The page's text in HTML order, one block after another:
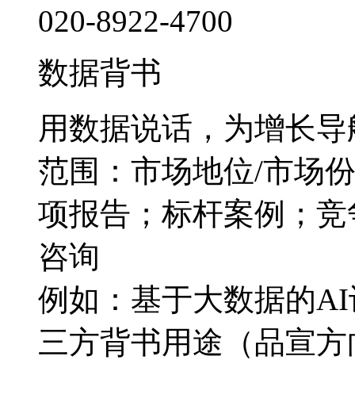
020-8922-4700
数据背书
用数据说话，为增长导
范围：市场地位/市场
项报告；标杆案例；
咨询
例如：基于大数据的
三方背书用途（品宣